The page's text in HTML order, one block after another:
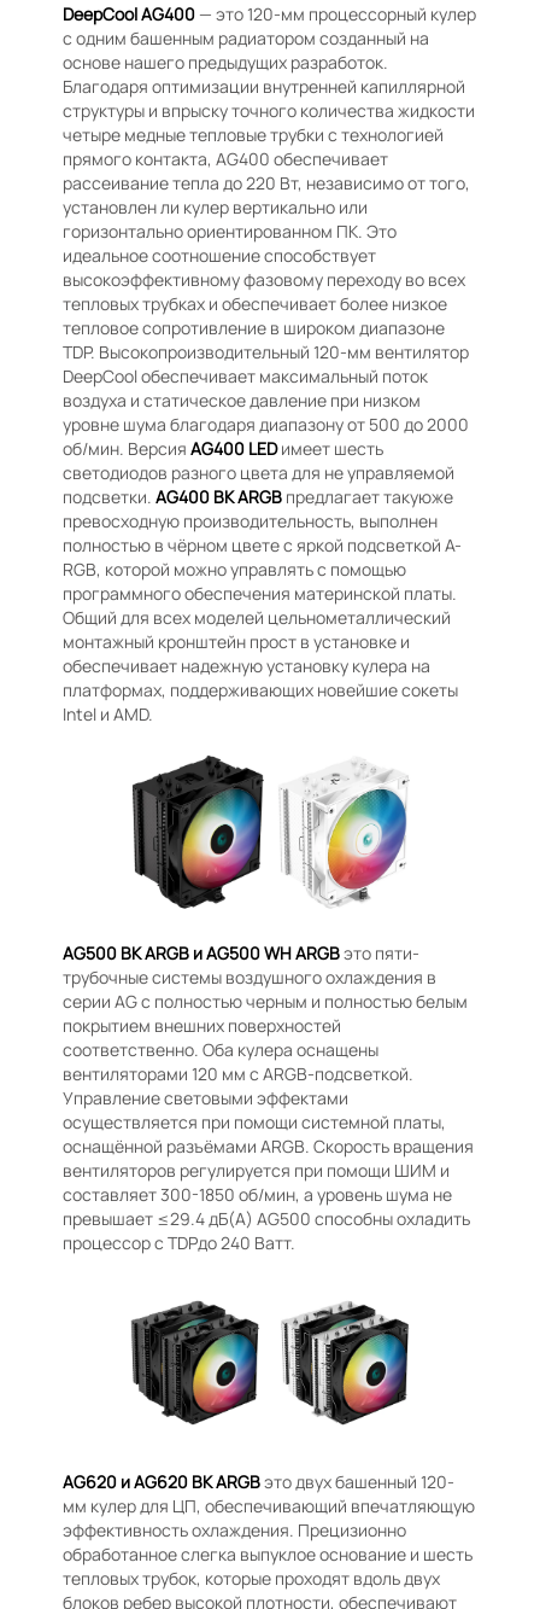
DeepCool AG400 — это 120-мм процессорный кулер
с одним башенным радиатором созданный на
основе нашего предыдущих разработок.
Благодаря оптимизации внутренней капиллярной
структуры и впрыску точного количества жидкости
четыре медные тепловые трубки с технологией
прямого контакта, AG400 обеспечивает
рассеивание тепла до 220 Вт, независимо от того,
установлен ли кулер вертикально или
горизонтально ориентированном ПК. Это
идеальное соотношение способствует
высокоэффективному фазовому переходу во всех
тепловых трубках и обеспечивает более низкое
тепловое сопротивление в широком диапазоне
TDP. Высокопроизводительный 120-мм вентилятор
DeepCool обеспечивает максимальный поток
воздуха и статическое давление при низком
уровне шума благодаря диапазону от 500 до 2000
об/мин. ВерсияAG400 LEDимеет шесть
светодиодов разного цвета для не управляемой
подсветки.AG400 BK ARGB предлагает такуюже
превосходную производительность, выполнен
полностью в чёрном цвете с яркой подсветкой A-
RGB, которой можно управлять с помощью
программного обеспечения материнской платы.
Общий для всех моделей цельнометаллический
монтажный кронштейн прост в установке и
обеспечивает надежную установку кулера на
платформах, поддерживающих новейшие сокеты
Intel и AMD.
AG500 BK ARGB и AG500 WH ARGBэто пяти-
трубочные системы воздушного охлаждения в
серии AG с полностью черным и полностью белым
покрытием внешних поверхностей
соответственно. Оба кулера оснащены
вентиляторами 120 мм с ARGB-подсветкой.
Управление световыми эффектами
осуществляется при помощи системной платы,
оснащённой разъёмами ARGB. Скорость вращения
вентиляторов регулируется при помощи ШИМ и
составляет 300-1850 об/мин, а уровень шума не
превышает ≤29.4 дБ(А) AG500 способны охладить
процессор c TDPдо 240 Ватт.
AG620 и AG620 BK ARGBэто двух башенный 120-
мм кулер для ЦП, обеспечивающий впечатляющую
эффективность охлаждения. Прецизионно
обработанное слегка выпуклое основание и шесть
тепловых трубок, которые проходят вдоль двух
блоков ребер высокой плотности, обеспечивают